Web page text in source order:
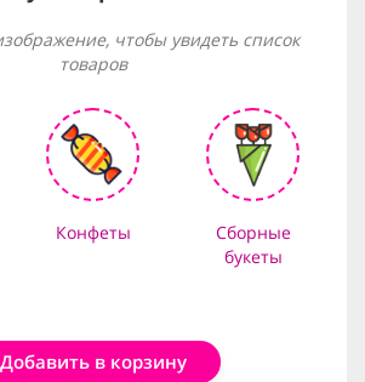
чтобы увидеть список
товаров
Конфеты
Сборные
букеты
Добавить в корзину